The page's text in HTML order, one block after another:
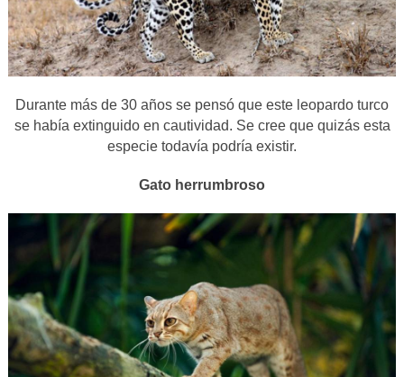
Durante más de 30 años se pensó que este leopardo turco
se había extinguido en cautividad. Se cree que quizás esta
especie todavía podría existir.
Gato herrumbroso